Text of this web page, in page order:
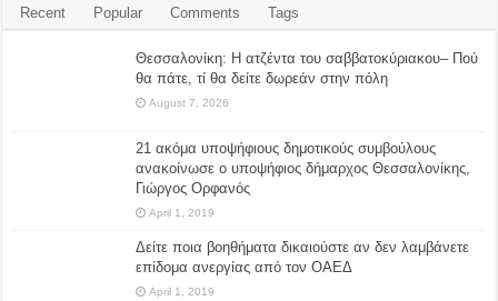
Recent Popular Comments Tags
Θεσσαλονίκη: Η ατζέντα του σαββατοκύριακου– Πού
θα πάτε, τί θα δείτε δωρεάν στην πόλη
August 7, 2026
21 ακόμα υποψήφιους δημοτικούς συμβούλους
ανακοίνωσε ο υποψήφιος δήμαρχος Θεσσαλονίκης,
Γιώργος Ορφανός
April 1, 2019
Δείτε ποια βοηθήματα δικαιούστε αν δεν λαμβάνετε
επίδομα ανεργίας από τον ΟΑΕΔ
April 1, 2019